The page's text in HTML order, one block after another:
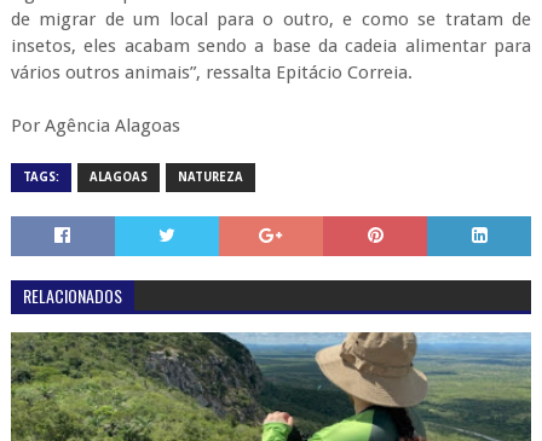
de migrar de um local para o outro, e como se tratam de
insetos, eles acabam sendo a base da cadeia alimentar para
vários outros animais”, ressalta Epitácio Correia.
Por Agência Alagoas
TAGS: ALAGOAS NATUREZA
RELACIONADOS